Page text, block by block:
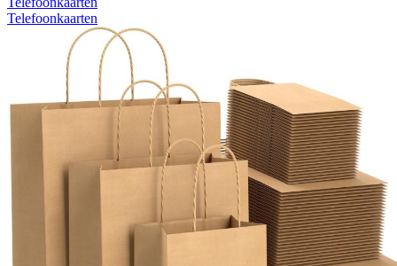
Telefoonkaarten